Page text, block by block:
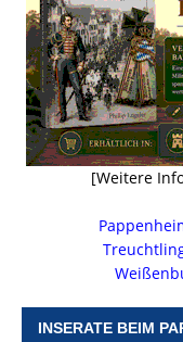
[Weitere
INSERATE BEIM